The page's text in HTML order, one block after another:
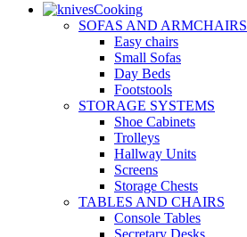
Cooking
SOFAS AND ARMCHAIRS
Easy chairs
Small Sofas
Day Beds
Footstools
STORAGE SYSTEMS
Shoe Cabinets
Trolleys
Hallway Units
Screens
Storage Chests
TABLES AND CHAIRS
Console Tables
Secretary Desks